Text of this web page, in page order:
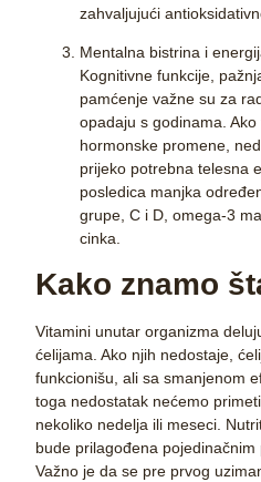
zahvaljujući
Mentalna bistrina i
Kognitivne funkcije,
pamćenje važne su za
opadaju s godinama.
hormonske promene,
prijeko potrebna telesna
posledica manjka
grupe, C i D, omega-3
cinka
Kako znamo
Vitamini unutar organizma
ćelijama. Ako njih nedostaje,
funkcionišu, ali sa smanjenom
toga nedostatak nećemo
nekoliko nedelja ili meseci.
bude prilagođena
Važno je da se pre prvog